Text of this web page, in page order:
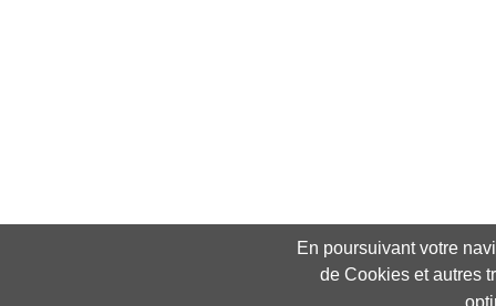
En poursuivant votre
de Cookies et autres